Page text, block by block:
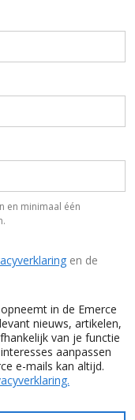
en minimaal één
en de
in de Emerce
nieuws, artikelen,
van je functie
aanpassen
e-mails kan altijd.